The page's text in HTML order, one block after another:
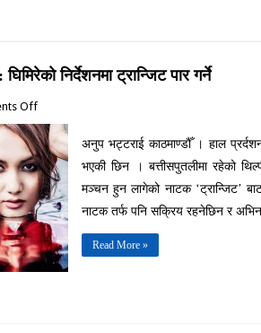
निर्देशनमा ट्रान्जिट पार गर्ने
Offon
शिल्पी
थिएटरमा
शिल्पा
मास्केको
डेब्यू
:
घिमिरेको
निर्देशनमा
ट्रान्जिट
अनुप भट्टराई काठमाण्डौँ । हाल
भएकी छिन । बत्तीसपुतलीमा रहेको
मञ्चन हुन लागेको नाटक ‘ट्रान्जिट’
नाटक तर्फ पनि सक्रिय रहनेछिन र
Read More »